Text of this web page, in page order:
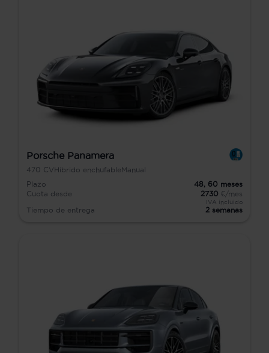
Porsche Panamera
470 CVHíbrido enchufableManual
Plazo
48, 60 meses
Cuota desde
2730 €/mes
IVA incluido
Tiempo de entrega 2 semanas